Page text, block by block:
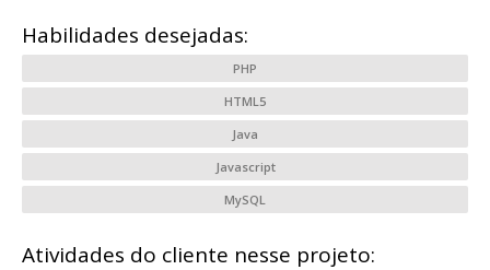
Habilidades desejadas:
PHP
HTML5
Java
Javascript
MySQL
Atividades do cliente nesse projeto: